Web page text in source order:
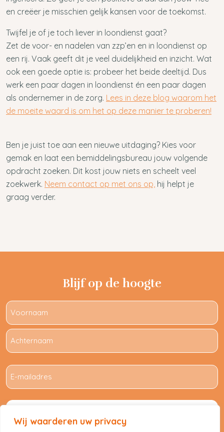
Wij waarderen uw privacy
en creëer je misschien gelijk kansen voor de toekomst.
Twijfel je of je toch liever in loondienst gaat?
Zet de voor- en nadelen van zzp’en en in loondienst op
een rij. Vaak geeft dit je veel duidelijkheid en inzicht. Wat
ook een goede optie is: probeer het beide deeltijd. Dus
werk een paar dagen in loondienst én een paar dagen
als ondernemer in de zorg. Lees in deze blog waarom het
de moeite waard is om het op deze manier te proberen!
Ben je juist toe aan een nieuwe uitdaging? Kies voor
gemak en laat een bemiddelingsbureau jouw volgende
opdracht zoeken. Dit kost jouw niets en scheelt veel
zoekwerk. Neem contact op met ons op, hij helpt je
graag verder.
Blijf op de hoogte